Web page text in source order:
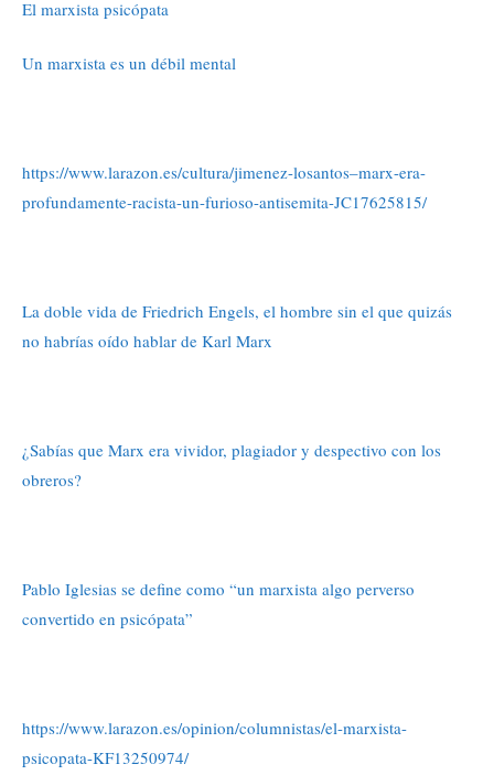
El marxista psicópata
Un marxista es un débil mental
https://www.larazon.es/cultura/jimenez-losantos–marx-era-
profundamente-racista-un-furioso-antisemita-JC17625815/
La doble vida de Friedrich Engels, el hombre sin el que quizás
no habrías oído hablar de Karl Marx
¿Sabías que Marx era vividor, plagiador y despectivo con los
obreros?
Pablo Iglesias se define como “un marxista algo perverso
convertido en psicópata”
https://www.larazon.es/opinion/columnistas/el-marxista-
psicopata-KF13250974/